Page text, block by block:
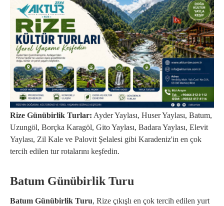
Rize Günübirlik Turlar: Ayder Yaylası, Huser Yaylası, Batum,
Uzungöl, Borçka Karagöl, Gito Yaylası, Badara Yaylası, Elevit
Yaylası, Zil Kale ve Palovit Şelalesi gibi Karadeniz'in en çok
tercih edilen tur rotalarını keşfedin.
Batum Günübirlik Turu
Batum Günübirlik Turu, Rize çıkışlı en çok tercih edilen yurt